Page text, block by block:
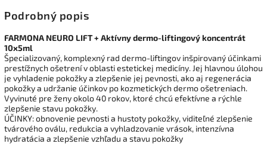
Podrobný popis
FARMONA NEURO LIFT + Aktívny dermo-liftingový koncentrát
10x5ml
Špecializovaný, komplexný rad dermo-liftingov inšpirovaný účinkami
prestížnych ošetrení v oblasti estetickej medicíny. Jej hlavnou úlohou
je vyhladenie pokožky a zlepšenie jej pevnosti, ako aj regenerácia
pokožky a udržanie účinkov po kozmetických dermo ošetreniach.
Vyvinuté pre ženy okolo 40 rokov, ktoré chcú efektívne a rýchle
zlepšenie stavu pokožky.
ÚČINKY: obnovenie pevnosti a hustoty pokožky, viditeľné zlepšenie
tvárového oválu, redukcia a vyhladzovanie vrások, intenzívna
hydratácia a zlepšenie vzhľadu a stavu pokožky